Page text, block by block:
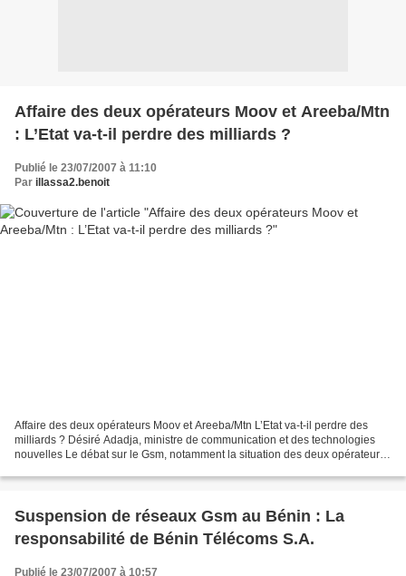
Affaire des deux opérateurs Moov et Areeba/Mtn
: L’Etat va-t-il perdre des milliards ?
Publié le 23/07/2007 à 11:10
Par illassa2.benoit
Affaire des deux opérateurs Moov et Areeba/Mtn L’Etat va-t-il perdre des
milliards ? Désiré Adadja, ministre de communication et des technologies
nouvelles Le débat sur le Gsm, notamment la situation des deux opérateurs
Suspension de réseaux Gsm au Bénin : La
responsabilité de Bénin Télécoms S.A.
Publié le 23/07/2007 à 10:57